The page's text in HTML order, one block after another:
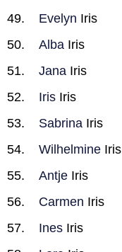
Evelyn Iris
Alba Iris
Jana Iris
Iris Iris
Sabrina Iris
Wilhelmine Iris
Antje Iris
Carmen Iris
Ines Iris